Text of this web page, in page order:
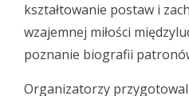
kształtowanie postaw i
wzajemnej miłości
poznanie biografii
Organizatorzy